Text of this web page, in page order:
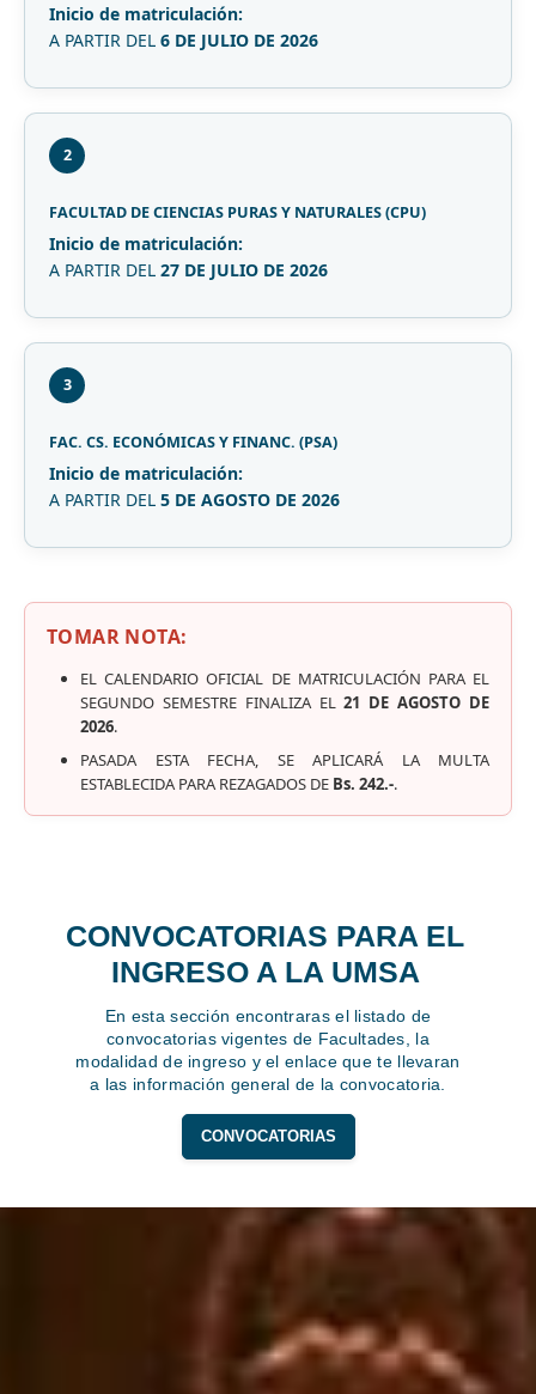
Inicio de matriculación:
A PARTIR DEL 6 DE JULIO DE 2026
2
FACULTAD DE CIENCIAS PURAS Y NATURALES (CPU)
Inicio de matriculación:
A PARTIR DEL 27 DE JULIO DE 2026
3
FAC. CS. ECONÓMICAS Y FINANC. (PSA)
Inicio de matriculación:
A PARTIR DEL 5 DE AGOSTO DE 2026
TOMAR NOTA:
EL CALENDARIO OFICIAL DE MATRICULACIÓN PARA EL
SEGUNDO SEMESTRE FINALIZA EL21 DE AGOSTO DE
2026.
PASADA ESTA FECHA, SE APLICARÁ LA MULTA
ESTABLECIDA PARA REZAGADOS DE Bs. 242.-.
CONVOCATORIAS PARA EL
INGRESO A LA UMSA
En esta sección encontraras el listado de
convocatorias vigentes de Facultades, la
modalidad de ingreso y el enlace que te llevaran
a las información general de la convocatoria.
CONVOCATORIAS